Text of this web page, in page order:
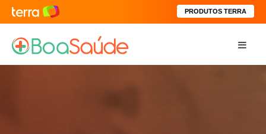
PRODUTOS TERRA